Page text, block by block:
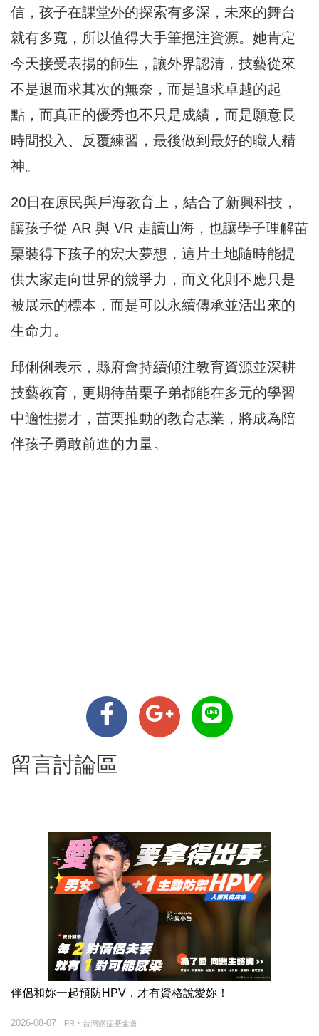
信，孩子在課堂外的探索有多深，未來的舞台
就有多寬，所以值得大手筆挹注資源。她肯定
今天接受表揚的師生，讓外界認清，技藝從來
不是退而求其次的無奈，而是追求卓越的起
點，而真正的優秀也不只是成績，而是願意長
時間投入、反覆練習，最後做到最好的職人精
神。
20日在原民與戶海教育上，結合了新興科技，
讓孩子從 AR 與 VR 走讀山海，也讓學子理解苗
栗裝得下孩子的宏大夢想，這片土地隨時能提
供大家走向世界的競爭力，而文化則不應只是
被展示的標本，而是可以永續傳承並活出來的
生命力。
邱俐俐表示，縣府會持續傾注教育資源並深耕
技藝教育，更期待苗栗子弟都能在多元的學習
中適性揚才，苗栗推動的教育志業，將成為陪
伴孩子勇敢前進的力量。
留言討論區
伴侶和妳一起預防HPV，才有資格說愛妳！
PR・台灣癌症基金會
2026-08-07